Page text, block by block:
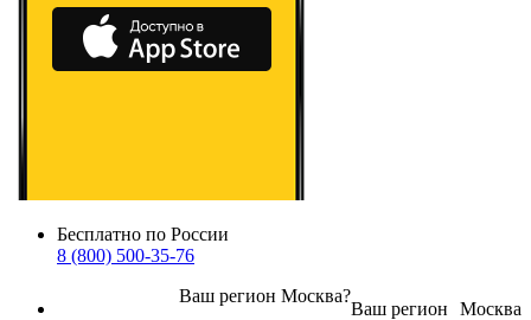
Бесплатно по России
8 (800) 500-35-76
Москва
Ваш регион
Ваш регион Москва?